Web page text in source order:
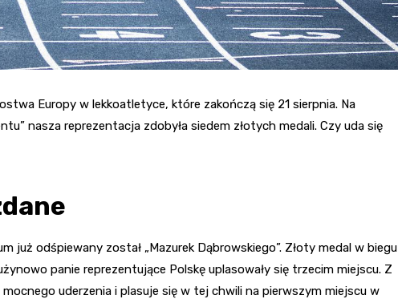
Europy w lekkoatletyce, które zakończą się 21 sierpnia. Na
nasza reprezentacja zdobyła siedem złotych medali. Czy uda się
już odśpiewany został „Mazurek Dąbrowskiego”. Złoty medal w biegu
panie reprezentujące Polskę uplasowały się trzecim miejscu. Z
uderzenia i plasuje się w tej chwili na pierwszym miejscu w